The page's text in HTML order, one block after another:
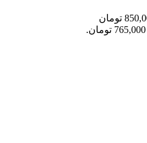
قیمت اصلی: 850,000 تومان